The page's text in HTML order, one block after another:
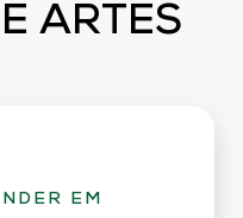
ARTES
EM